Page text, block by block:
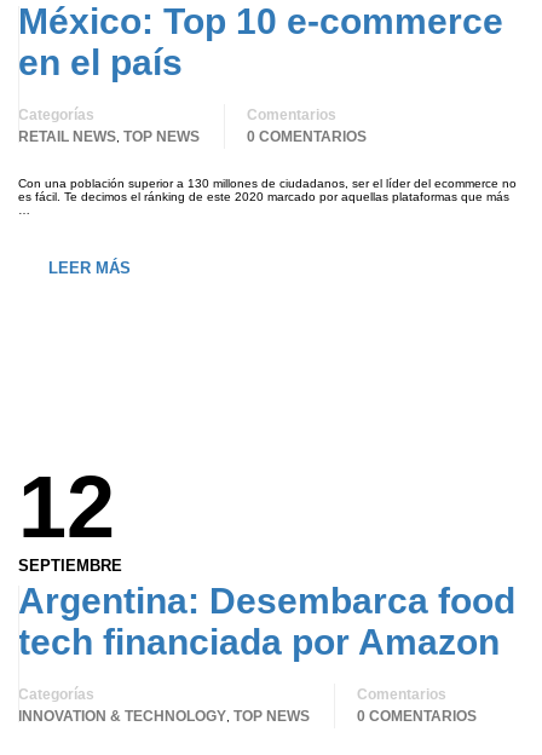
México: Top 10 e-commerce
en el país
Categorías
RETAIL NEWS TOP NEWS
Comentarios
0 COMENTARIOS
Con una población superior a 130 millones de ciudadanos, ser el líder del ecommerce no
es fácil. Te decimos el ránking de este 2020 marcado por aquellas plataformas que más
LEER MÁS
12
SEPTIEMBRE
Argentina: Desembarca food
tech financiada por Amazon
Categorías
INNOVATION & TECHNOLOGY TOP NEWS
Comentarios
0 COMENTARIOS